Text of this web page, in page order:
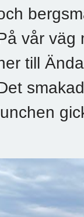
vår väg
till